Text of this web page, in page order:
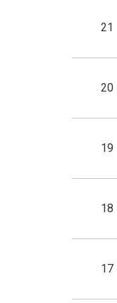
21
20
19
18
17